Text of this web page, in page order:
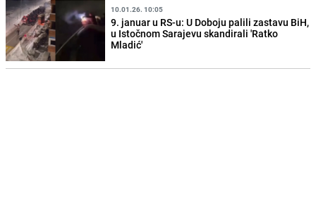
10.01.26. 10:05
9. januar u RS-u: U Doboju palili zastavu BiH,
u Istočnom Sarajevu skandirali 'Ratko
Mladić'